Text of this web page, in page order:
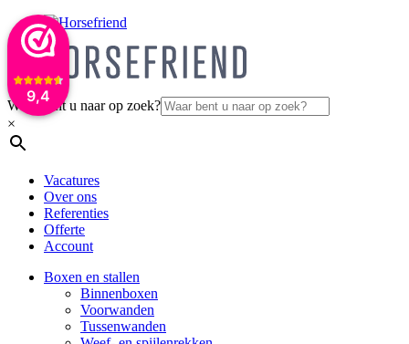
9,4
Waar bent u naar op zoek?
×
Vacatures
Over ons
Referenties
Offerte
Account
Boxen en stallen
Binnenboxen
Voorwanden
Tussenwanden